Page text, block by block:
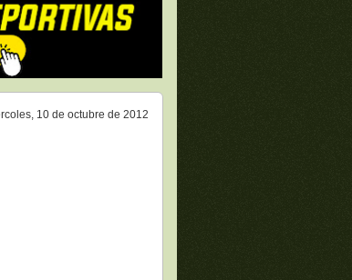
10 de octubre de 2012